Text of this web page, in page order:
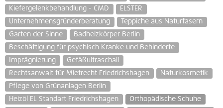
Kiefergelenkbehandlung - CMD
ELSTER
Unternehmensgründerberatung
Teppiche aus Naturfasern
Garten der Sinne
Badheizkörper Berlin
Beschäftigung für psychisch Kranke und Behinderte
Imprägnierung
Gefäßultraschall
Rechtsanwalt für Mietrecht Friedrichshagen
Naturkosmetik
Pflege von Grünanlagen Berlin
Heizöl EL Standart Friedrichshagen
Orthopädische Schuhe